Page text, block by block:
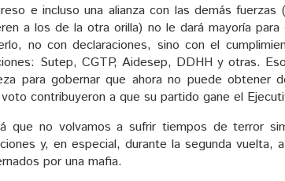
e incluso una alianza con las demás fuerzas
a los de la otra orilla) no le dará mayoría
no con declaraciones, sino con el
Sutep, CGTP, Aidesep, DDHH y otras.
para gobernar que ahora no puede obtener
contribuyeron a que su partido gane el
que no volvamos a sufrir tiempos de terror
y, en especial, durante la segunda vuelta,
por una mafia.